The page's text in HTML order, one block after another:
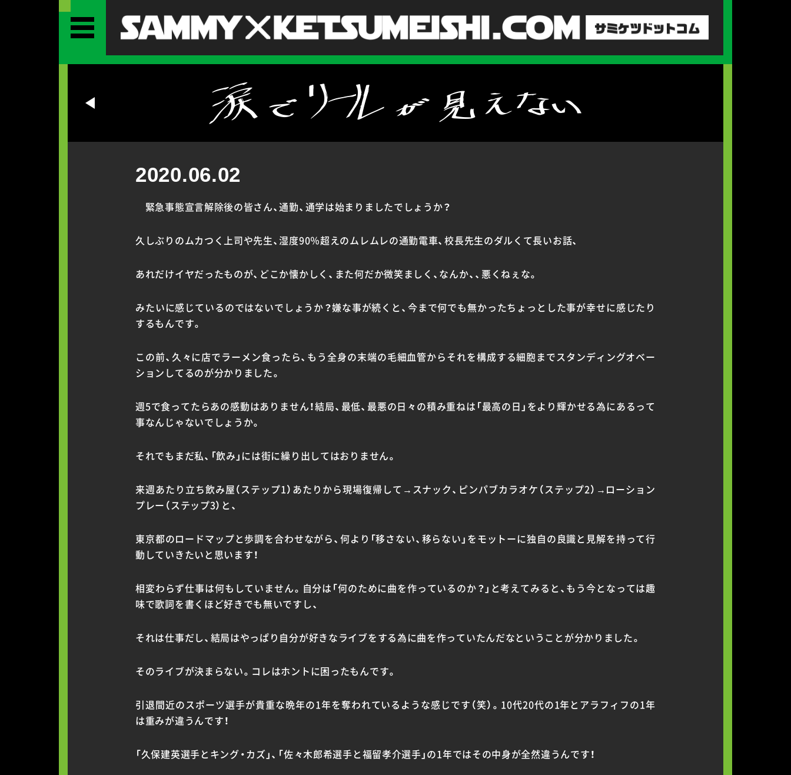
2020.06.02
緊急事態宣言解除後の皆さん、通勤、通学は始まりましたでしょうか？
久しぶりのムカつく上司や先生、湿度90％超えのムレムレの通勤電車、校長先生のダルくて長いお話、
あれだけイヤだったものが、どこか懐かしく、また何だか微笑ましく、なんか、、悪くねぇな。
みたいに感じているのではないでしょうか？嫌な事が続くと、今まで何でも無かったちょっとした事が幸せに感じたり
するもんです。
この前、久々に店でラーメン食ったら、もう全身の末端の毛細血管からそれを構成する細胞までスタンディングオベー
ションしてるのが分かりました。
週5で食ってたらあの感動はありません！結局、最低、最悪の日々の積み重ねは「最高の日」をより輝かせる為にあるって
事なんじゃないでしょうか。
それでもまだ私、「飲み」には街に繰り出してはおりません。
来週あたり立ち飲み屋（ステップ1）あたりから現場復帰して→スナック、ピンパブカラオケ（ステップ2）→ローション
プレー（ステップ3）と、
東京都のロードマップと歩調を合わせながら、何より「移さない、移らない」をモットーに独自の良識と見解を持って行
動していきたいと思います！
相変わらず仕事は何もしていません。自分は「何のために曲を作っているのか？」と考えてみると、もう今となっては趣
味で歌詞を書くほど好きでも無いですし、
それは仕事だし、結局はやっぱり自分が好きなライブをする為に曲を作っていたんだなということが分かりました。
そのライブが決まらない。コレはホントに困ったもんです。
引退間近のスポーツ選手が貴重な晩年の1年を奪われているような感じです（笑）。10代20代の1年とアラフィフの1年
は重みが違うんです！
「久保建英選手とキング・カズ」、「佐々木郎希選手と福留孝介選手」の1年ではその中身が全然違うんです！